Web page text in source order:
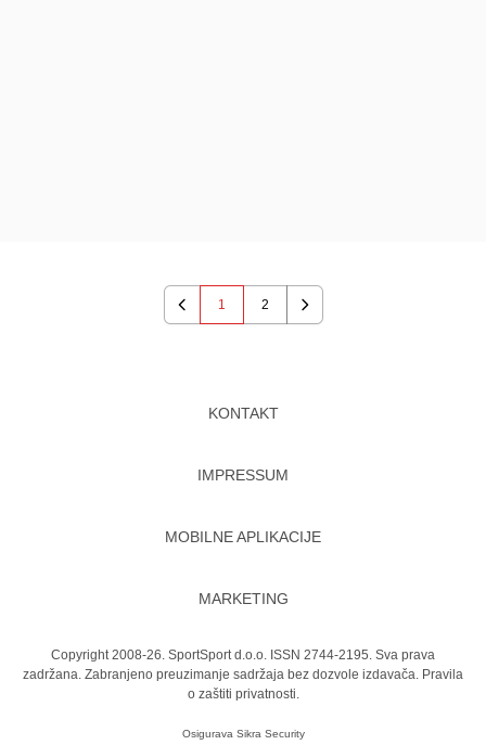
Previous
1 2
Next
KONTAKT
IMPRESSUM
MOBILNE APLIKACIJE
MARKETING
Copyright 2008-26. SportSport d.o.o. ISSN 2744-2195. Sva prava
zadržana. Zabranjeno preuzimanje sadržaja bez dozvole izdavača. Pravila
o zaštiti privatnosti.
Osigurava Sikra Security